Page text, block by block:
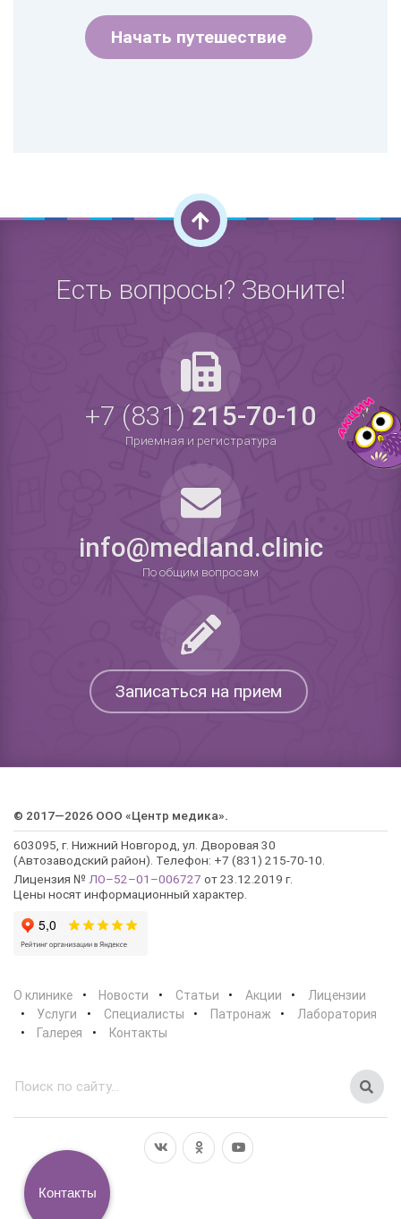
Начать путешествие
Есть вопросы? Звоните!
+7 (831)215-70-10
Приемная и регистратура
info@medland.clinic
По общим вопросам
Записаться на прием
© 2017—2026 ООО «Центр медика».
603095, г. Нижний Новгород, ул. Дворовая 30
(Автозаводский район). Телефон: +7 (831) 215-70-10.
Лицензия № ЛО–52–01–006727 от 23.12.2019 г.
Цены носят информационный характер.
О клинике Новости Статьи Акции
Лицензии
Услуги
Специалисты Патронаж
Лаборатория
Галерея
Контакты
Контакты